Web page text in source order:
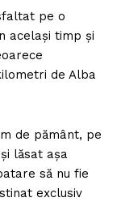
pe o
același timp și
de Alba
de pământ, pe
lăsat așa
să nu fie
exclusiv